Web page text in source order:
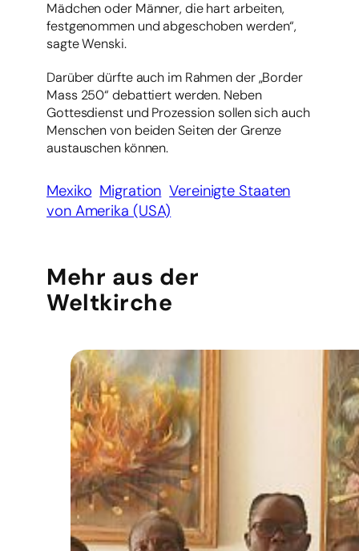
Mädchen oder Männer, die hart arbeiten,
festgenommen und abgeschoben werden“,
sagte Wenski.
Darüber dürfte auch im Rahmen der „Border
Mass 250“ debattiert werden. Neben
Gottesdienst und Prozession sollen sich auch
Menschen von beiden Seiten der Grenze
austauschen können.
Mexiko Migration Vereinigte Staaten
von Amerika (USA)
Mehr aus der
Weltkirche